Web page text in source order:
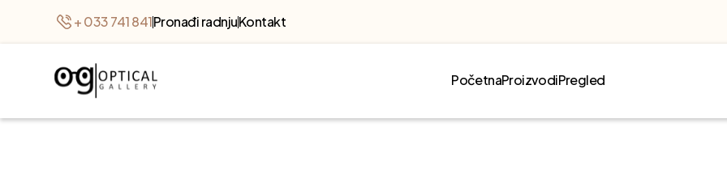
+ 033 741 841Pronađi radnjuKontakt
PočetnaProizvodiPregled